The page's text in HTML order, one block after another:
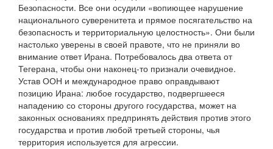
Безопасности. Все они осудили «вопиющее нарушение
национального суверенитета и прямое посягательство на
безопасность и территориальную целостность». Они были
настолько уверены в своей правоте, что не приняли во
внимание ответ Ирана. Потребовалось два ответа от
Тегерана, чтобы они наконец-то признали очевидное.
Устав ООН и международное право оправдывают
позицию Ирана: любое государство, подвергшееся
нападению со стороны другого государства, может на
законных основаниях предпринять действия против этого
государства и против любой третьей стороны, чья
территория используется для агрессии.